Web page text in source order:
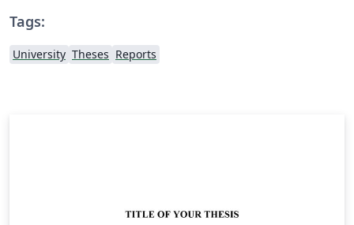
Tags:
University Theses Reports